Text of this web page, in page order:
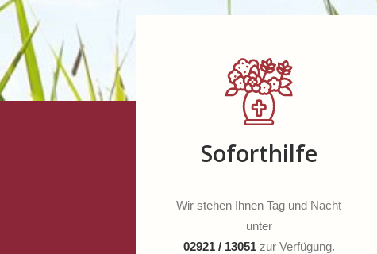
Soforthilfe
Wir stehen Ihnen Tag und Nacht
unter
02921 / 13051zur Verfügung.